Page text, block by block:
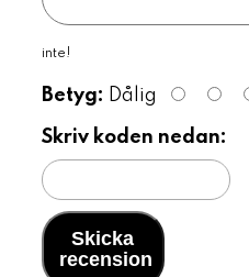
inte!
Betyg: Dålig
Skriv koden nedan:
Skicka
recension